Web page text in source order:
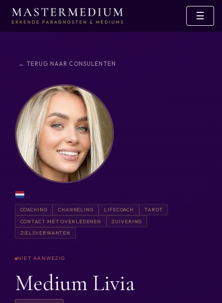
☰
← TERUG NAAR CONSULENTEN
COACHING CHANNELING LIFECOACH
TAROT
CONTACT MET OVERLEDENEN
ZUIVERING
ZIELSVERWANTEN
Medium Livia